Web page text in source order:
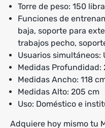
Torre de peso: 150
Funciones de
baja, soporte para
trabajos pecho,
Usuarios simultáneos:
Medidas Profundidad:
Medidas Ancho: 118
Medidas Alto: 205 cm
Uso: Doméstico e
Adquiere hoy mismo tu